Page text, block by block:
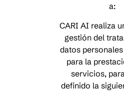
a:
CARI AI realiza
gestión del
datos
para la
servicios,
definido la